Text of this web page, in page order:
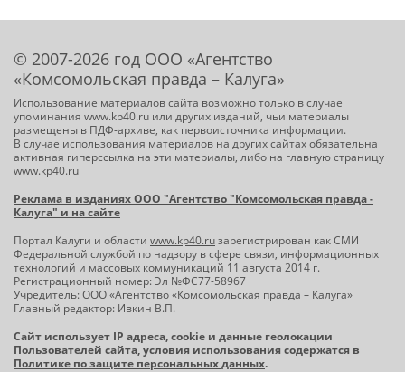
© 2007-2026 год ООО «Агентство
«Комсомольская правда – Калуга»
Использование материалов сайта возможно только в случае
упоминания www.kp40.ru или других изданий, чьи материалы
размещены в ПДФ-архиве, как первоисточника информации.
В случае использования материалов на других сайтах обязательна
активная гиперссылка на эти материалы, либо на главную страницу
www.kp40.ru
Реклама в изданиях ООО "Агентство "Комсомольская правда -
Калуга" и на сайте
Портал Калуги и области www.kp40.ruзарегистрирован как СМИ
Федеральной службой по надзору в сфере связи, информационных
технологий и массовых коммуникаций 11 августа 2014 г.
Регистрационный номер: Эл №ФС77-58967
Учредитель: ООО «Агентство «Комсомольская правда – Калуга»
Главный редактор: Ивкин В.П.
Сайт использует IP адреса, cookie и данные геолокации
Пользователей сайта, условия использования содержатся в
Политике по защите персональных данных.